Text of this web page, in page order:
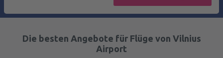
Die besten Angebote für Flüge von Vilnius
Airport